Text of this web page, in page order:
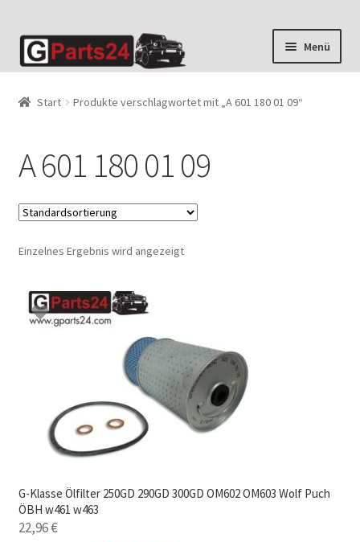
Zur
Navigation
Zum
Inhalt
Menü
Start Produkte verschlagwortet mit „A 601 180 01 09“
A 601 180 01 09
Einzelnes Ergebnis wird angezeigt
G-Klasse Ölfilter 250GD 290GD 300GD OM602 OM603 Wolf Puch
ÖBH w461 w463
22,96€